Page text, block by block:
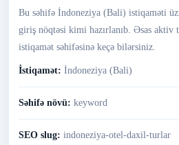
Bu səhifə İndoneziya (Bali) istiqaməti
giriş nöqtəsi kimi hazırlanıb. Əsas
istiqamət səhifəsinə keçə bilərsiniz.
İstiqamət: İndoneziya (Bali)
Səhifə növü: keyword
SEO slug: indoneziya-otel-daxil-turlar